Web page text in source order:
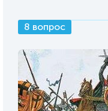
8 вопрос